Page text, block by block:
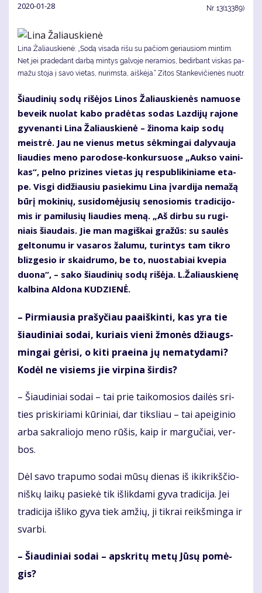
2020-01-28 Nr. 13(13389)
Li­na Ža­liaus­kie­nė: „So­dą vi­sa­da ri­šu su pa­čiom ge­riau­siom min­tim.
Net jei pra­de­dant dar­bą min­tys gal­vo­je ne­ra­mios, be­dir­bant vis­kas pa­
ma­žu sto­ja į sa­vo vie­tas, nu­rims­ta, aiš­kė­ja.“ Zitos Stankevičienės nuotr.
Šiau­di­nių so­dų ri­šė­jos Li­nos Ža­liaus­kie­nės na­muo­se
be­veik nuo­lat ka­bo pra­dė­tas so­das Laz­di­jų ra­jo­ne
gy­ve­nan­ti Li­na Ža­liaus­kie­nė – ži­no­ma kaip so­dų
meist­rė. Jau ne vie­nus me­tus sėk­min­gai da­ly­vau­ja
liau­dies me­no pa­ro­do­se-kon­kur­suo­se „Auk­so vai­ni­
kas“, pel­no pri­zi­nes vie­tas jų res­pub­li­ki­nia­me eta­
pe. Vis­gi di­džiau­siu pa­sie­ki­mu Li­na įvar­di­ja ne­ma­žą
bū­rį mo­ki­nių, su­si­do­mė­ju­sių se­no­sio­mis tra­di­ci­jo­
mis ir pa­mi­lu­sių liau­dies me­ną. „Aš dir­bu su ru­gi­
niais šiau­dais. Jie man ma­giš­kai gra­žūs: su sau­lės
gel­to­nu­mu ir va­sa­ros ža­lu­mu, tu­rin­tys tam tik­ro
bliz­ge­sio ir skaid­ru­mo, be to, nuo­sta­biai kve­pia
duo­na“, – sa­ko šiau­di­nių so­dų ri­šė­ja. L.Ža­liaus­kie­nę
kal­bi­na Al­do­na KU­DZIE­NĖ.
– Pir­miau­sia pra­šy­čiau pa­aiš­kin­ti, kas yra tie
šiau­di­niai so­dai, ku­riais vie­ni žmo­nės džiaugs­
min­gai gė­ri­si, o ki­ti pra­ei­na jų ne­ma­ty­da­mi?
Ko­dėl ne vi­siems jie vir­pi­na šir­dis?
– Šiau­di­niai so­dai – tai prie tai­ko­mo­sios dai­lės sri­
ties pri­ski­ria­mi kū­ri­niai, dar tiks­liau – tai apei­gi­nio
ar­ba sak­ra­lio­jo me­no rū­šis, kaip ir mar­gu­čiai, ver­
bos.
Dėl sa­vo tra­pu­mo so­dai mū­sų die­nas iš ikik­rikš­čio­
niš­kų lai­kų pa­sie­kė tik iš­lik­da­mi gy­va tra­di­ci­ja. Jei
tra­di­ci­ja iš­li­ko gy­va tiek am­žių, ji tik­rai reikš­min­ga ir
svar­bi.
– Šiau­di­niai so­dai – ap­skri­tų me­tų Jū­sų po­mė­
gis?